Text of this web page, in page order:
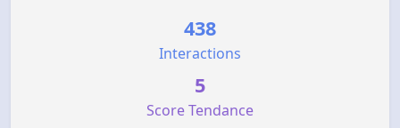
438
Interactions
5
Score Tendance